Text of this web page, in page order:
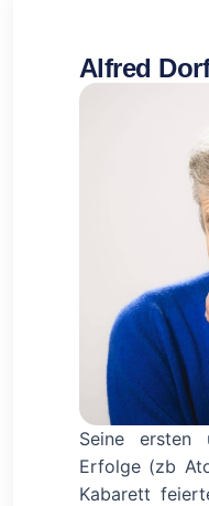
Alfred
Seine ersten
Erfolge (zb
Kabarett